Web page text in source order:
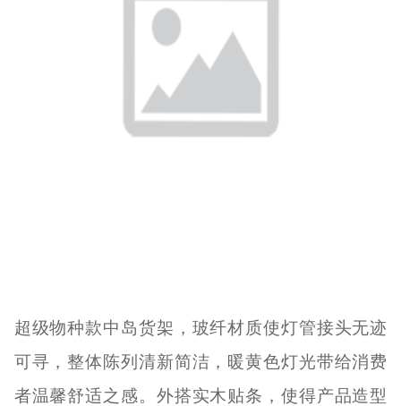
超级物种款中岛货架，玻纤材质使灯管接头无迹
可寻，整体陈列清新简洁，暖黄色灯光带给消费
者温馨舒适之感。外搭实木贴条，使得产品造型